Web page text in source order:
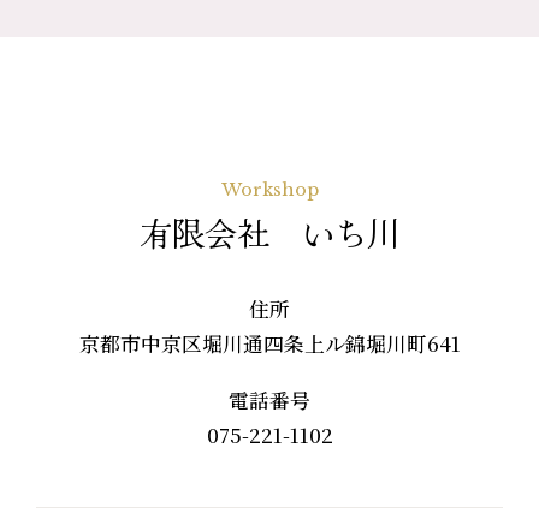
Workshop
有限会社 いち川
住所
京都市中京区堀川通四条上ル錦堀川町641
電話番号
075-221-1102